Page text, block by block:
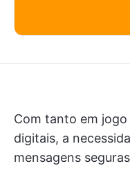
Com tanto em
digitais, a
mensagens